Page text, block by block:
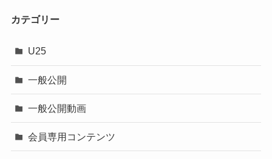
カテゴリー
U25
一般公開
一般公開動画
会員専用コンテンツ